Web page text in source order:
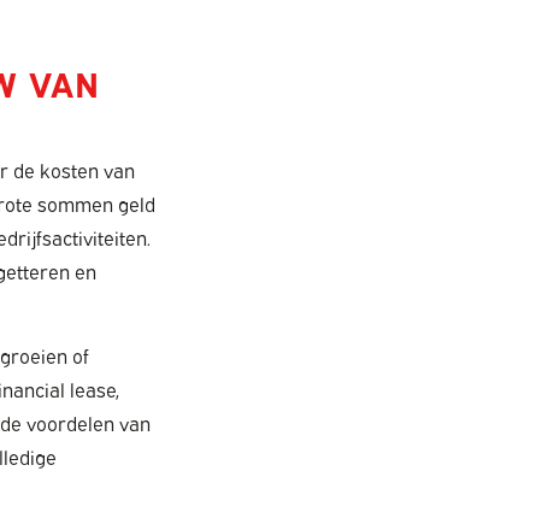
VAN
de kosten van
sommen geld
en
of
lease,
voordelen van